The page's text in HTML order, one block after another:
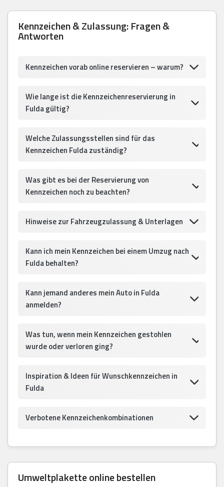
Kennzeichen & Zulassung: Fragen &
Antworten
Kennzeichen vorab online reservieren – warum?
Wie lange ist die Kennzeichenreservierung in
Fulda gültig?
Welche Zulassungsstellen sind für das
Kennzeichen Fulda zuständig?
Was gibt es bei der Reservierung von
Kennzeichen noch zu beachten?
Hinweise zur Fahrzeugzulassung & Unterlagen
Kann ich mein Kennzeichen bei einem Umzug nach
Fulda behalten?
Kann jemand anderes mein Auto in Fulda
anmelden?
Was tun, wenn mein Kennzeichen gestohlen
wurde oder verloren ging?
Inspiration & Ideen für Wunschkennzeichen in
Fulda
Verbotene Kennzeichenkombinationen
Umweltplakette online bestellen